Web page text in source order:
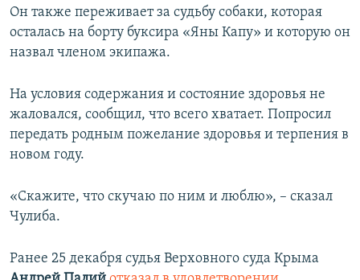
Он также переживает за судьбу собаки, которая
осталась на борту буксира «Яны Капу» и которую он
назвал членом экипажа.
На условия содержания и состояние здоровья не
жаловался, сообщил, что всего хватает. Попросил
передать родным пожелание здоровья и терпения в
новом году.
«Скажите, что скучаю по ним и люблю», – сказал
Чулиба.
Ранее 25 декабря судья Верховного суда Крыма